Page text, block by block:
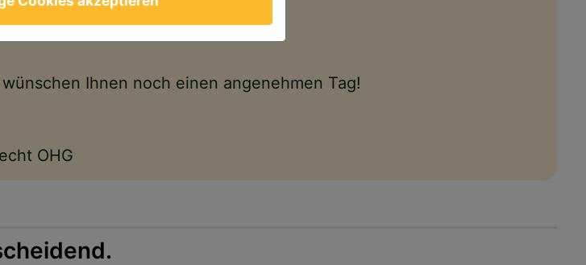
Ihnen noch einen angenehmen Tag!
OHG